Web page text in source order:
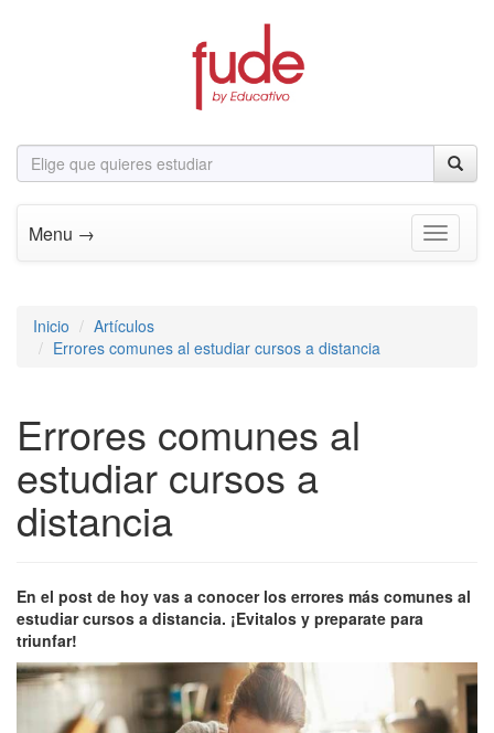
Menu → Toggle
Inicio
Artículos
Errores comunes al estudiar cursos a distancia
Errores comunes al
estudiar cursos a
distancia
En el post de hoy vas a conocer los errores más comunes al
estudiar cursos a distancia. ¡Evitalos y preparate para
triunfar!